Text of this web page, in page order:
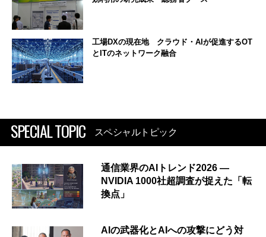
工場DXの現在地 クラウド・AIが促進するOT
とITのネットワーク融合
SPECIAL TOPIC スペシャルトピック
通信業界のAIトレンド2026 ―
NVIDIA 1000社超調査が捉えた「転
換点」
AIの武器化とAIへの攻撃にどう対